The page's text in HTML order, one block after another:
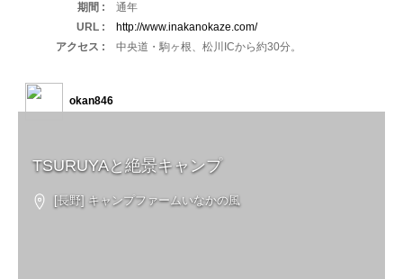
期間
通年
URL
http://www.inakanokaze.com/
アクセス
中央道・駒ヶ根、松川ICから約30分。
TSURUYAと絶景キャンプ
[長野] キャンプファームいなかの風
okan846